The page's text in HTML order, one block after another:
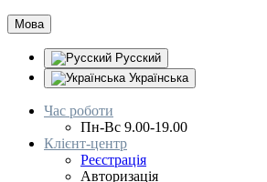
Мова
Русский
Українська
Час роботи
Пн-Вс 9.00-19.00
Клієнт-центр
Реєстрація
Авторизація